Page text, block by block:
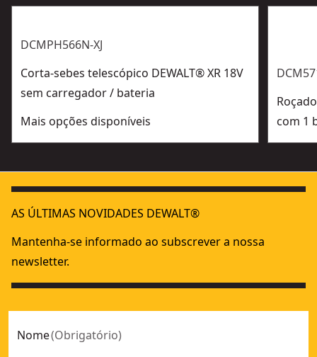
DCMPH566N-XJ
Corta-sebes telescópico DEWALT® XR 18V
sem carregador / bateria
Mais opções disponíveis
com 1
AS ÚLTIMAS NOVIDADES DEWALT®
Mantenha-se informado ao subscrever a nossa
newsletter.
Nome(Obrigatório)